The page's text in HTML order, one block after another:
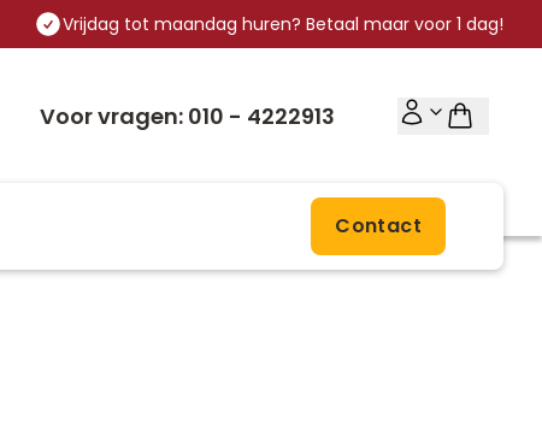
Vrijdag tot maandag huren? Betaal maar voor 1 dag!
Voor vragen: 010 - 4222913
Contact